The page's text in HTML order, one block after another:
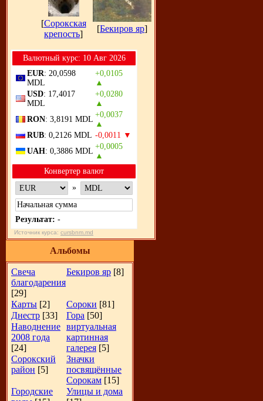
[Сорокская
крепость]
[Бекиров яр]
Bалютный курс: 10 Авг 2026
EUR: 20,0598
MDL
+0,0105
▲
USD: 17,4017
MDL
+0,0280
▲
RON: 3,8191 MDL
+0,0037
▲
RUB: 0,2126 MDL -0,0011 ▼
UAH: 0,3886 MDL
+0,0005
▲
Конвертер валют
»
Результат: -
Источник курса: cursbnm.md
Альбомы
Свеча
благодарения
[29]
Бекиров яр [8]
Карты [2] Сороки [81]
Днестр [33] Гора [50]
Наводнение
2008 года
[24]
виртуальная
картинная
галерея [5]
Сорокский
район [5]
Значки
посвящённые
Сорокам [15]
Городские
Улицы и дома